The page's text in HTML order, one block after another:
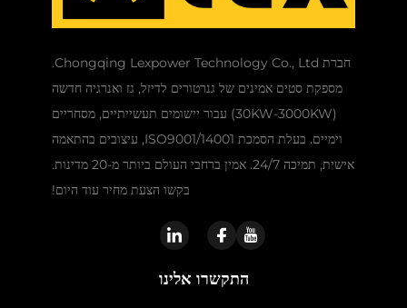
חברת Chongqing Lexpower Technology Co., Ltd.
מספקת סטים אמינים של גנרטורים לדיזל, גז ואנרגיה חדשה
(30KW-3000KW) עבור יישומים תעשייתיים, מסחריים
וימיים. בעלת הסמכת ISO9001/14001, עיצובים בהתאמה
אישית, תמיכה 24/7. אמין ברחבי העולם ביותר מ-20 מדינות.
בקשו הצעת מחיר עוד היום!
התקשרו אלינו